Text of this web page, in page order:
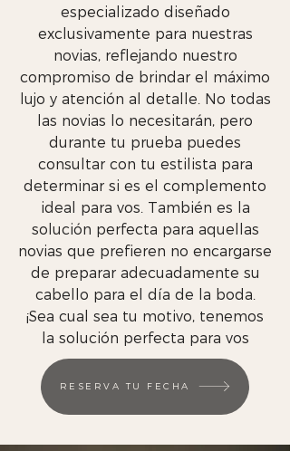
especializado diseñado
exclusivamente para nuestras
novias, reflejando nuestro
compromiso de brindar el máximo
lujo y atención al detalle. No todas
las novias lo necesitarán, pero
durante tu prueba puedes
consultar con tu estilista para
determinar si es el complemento
ideal para vos. También es la
solución perfecta para aquellas
novias que prefieren no encargarse
de preparar adecuadamente su
cabello para el día de la boda.
¡Sea cual sea tu motivo, tenemos
la solución perfecta para vos
RESERVA TU FECHA